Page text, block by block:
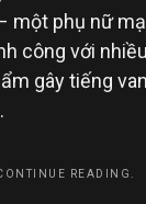
một phụ nữ
công với
gây tiếng
READING.